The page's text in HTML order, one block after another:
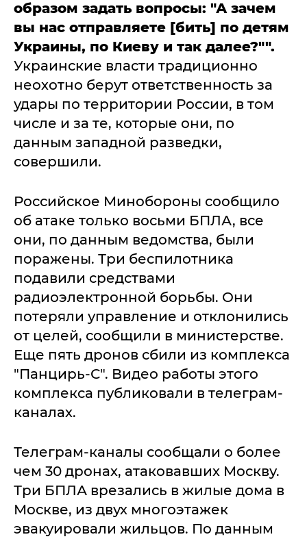
образом задать вопросы: "А зачем
вы нас отправляете [бить] по детям
Украины, по Киеву и так далее?"".
Украинские власти традиционно
неохотно берут ответственность за
удары по территории России, в том
числе и за те, которые они, по
данным западной разведки,
совершили.
Российское Минобороны сообщило
об атаке только восьми БПЛА, все
они, по данным ведомства, были
поражены. Три беспилотника
подавили средствами
радиоэлектронной борьбы. Они
потеряли управление и отклонились
от целей, сообщили в министерстве.
Еще пять дронов сбили из комплекса
"Панцирь-С". Видео работы этого
комплекса публиковали в телеграм-
каналах.
Телеграм-каналы сообщали о более
чем 30 дронах, атаковавших Москву.
Три БПЛА врезались в жилые дома в
Москве, из двух многоэтажек
эвакуировали жильцов. По данным